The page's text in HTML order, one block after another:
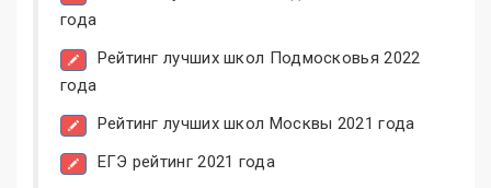
года
Рейтинг лучших школ Подмосковья 2022
года
Рейтинг лучших школ Москвы 2021 года
ЕГЭ рейтинг 2021 года